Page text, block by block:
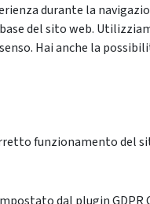
durante la
del sito web.
Hai anche la
funzionamento del